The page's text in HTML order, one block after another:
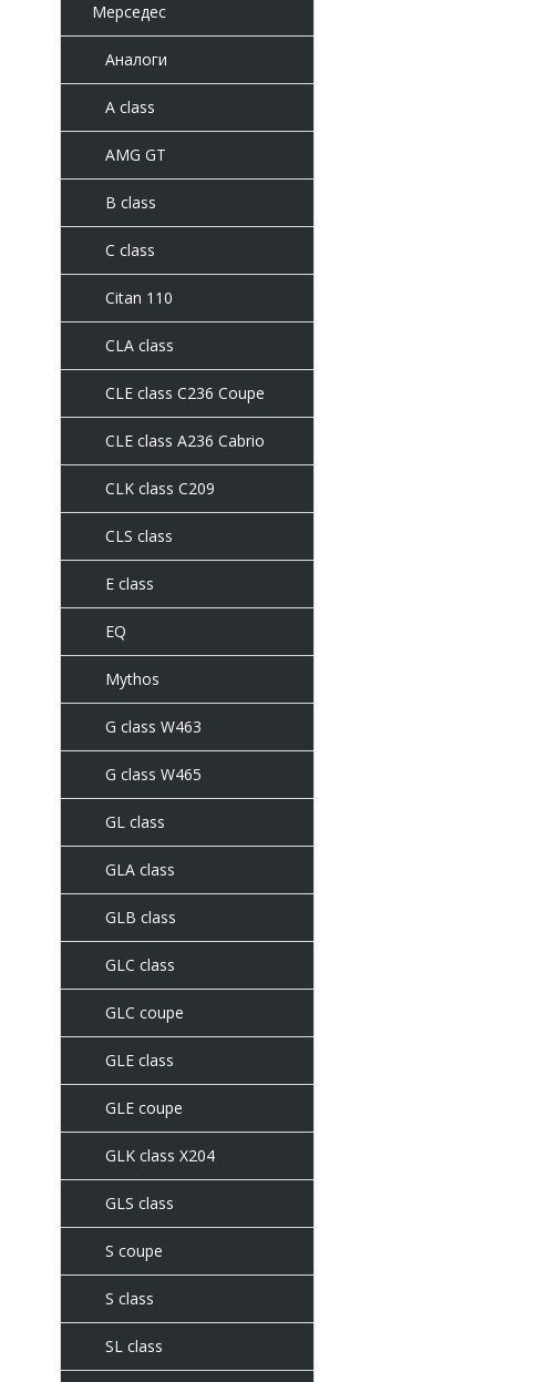
Мерседес
Аналоги
A class
AMG GT
B class
C class
Citan 110
CLA class
CLE class C236 Coupe
CLE class A236 Cabrio
CLK class C209
CLS class
E class
EQ
Mythos
G class W463
G class W465
GL class
GLA class
GLB class
GLC class
GLC coupe
GLE class
GLE coupe
GLK class X204
GLS class
S coupe
S class
SL class